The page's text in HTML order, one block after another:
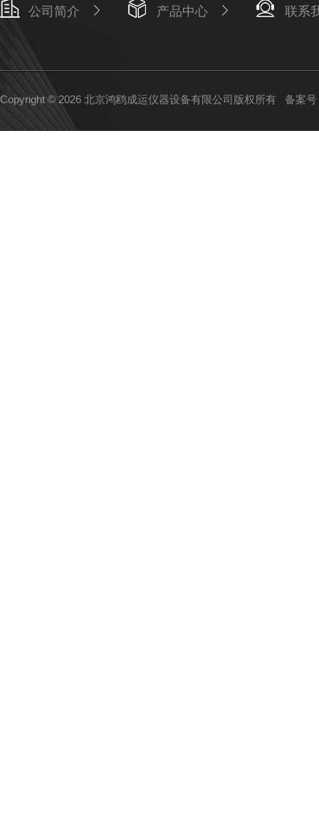
公司简介 产品中心 联系
Copyright © 2026 北京鸿鸥成运仪器设备有限公司版权所有 备案号